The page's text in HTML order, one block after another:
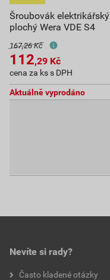
Šroubovák elektrikářský
plochý Wera VDE S4
167,26 Kč
112,29 Kč
cena za ks s DPH
Aktuálně vyprodáno
Nevíte si rady?
Často kladené otázky